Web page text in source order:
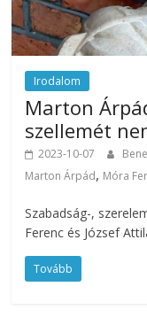
Irodalom
Marton
szellemét
2023-10-07
Marton Árpád, Móra
Szabadság-,
Ferenc és József
Tovább